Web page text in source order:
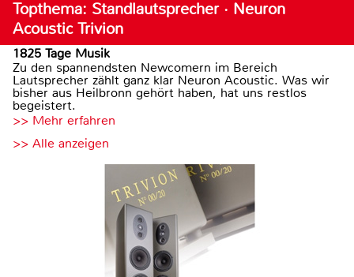
Topthema: Standlautsprecher · Neuron
Acoustic Trivion
1825 Tage Musik
Zu den spannendsten Newcomern im Bereich
Lautsprecher zählt ganz klar Neuron Acoustic. Was wir
bisher aus Heilbronn gehört haben, hat uns restlos
begeistert.
>> Mehr erfahren
>> Alle anzeigen